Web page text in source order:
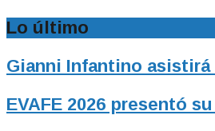
Lo último
Gianni Infantino
EVAFE 2026 presentó